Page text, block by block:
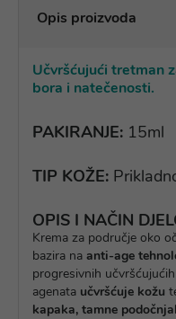
Opis proizvoda
Učvršćujući tretman
bora i natečenosti.
PAKIRANJE: 15ml
TIP KOŽE:
OPIS I NAČIN
Krema za područje oko
bazira na anti-age
progresivnih
agenata učvršćuje kožu
kapaka, tamne